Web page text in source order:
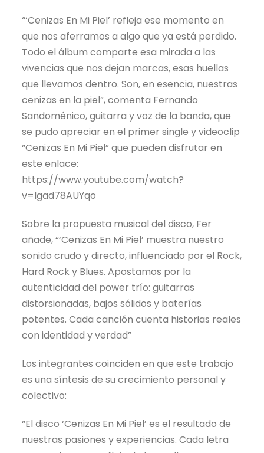
“‘Cenizas En Mi Piel’ refleja ese momento en
que nos aferramos a algo que ya está perdido.
Todo el álbum comparte esa mirada a las
vivencias que nos dejan marcas, esas huellas
que llevamos dentro. Son, en esencia, nuestras
cenizas en la piel”, comenta Fernando
Sandoménico, guitarra y voz de la banda, que
se pudo apreciar en el primer single y videoclip
“Cenizas En Mi Piel” que pueden disfrutar en
este enlace:
https://www.youtube.com/watch?
v=lgad78AUYqo
Sobre la propuesta musical del disco, Fer
añade, “‘Cenizas En Mi Piel’ muestra nuestro
sonido crudo y directo, influenciado por el Rock,
Hard Rock y Blues. Apostamos por la
autenticidad del power trío: guitarras
distorsionadas, bajos sólidos y baterías
potentes. Cada canción cuenta historias reales
con identidad y verdad”
Los integrantes coinciden en que este trabajo
es una síntesis de su crecimiento personal y
colectivo:
“El disco ‘Cenizas En Mi Piel’ es el resultado de
nuestras pasiones y experiencias. Cada letra